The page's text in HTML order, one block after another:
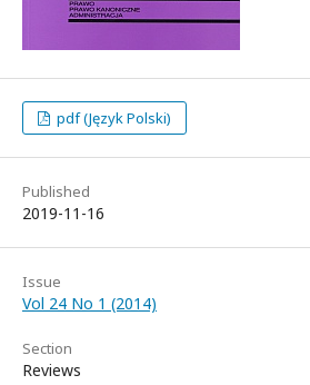
pdf (Język Polski)
Published
2019-11-16
Issue
Vol 24 No 1 (2014)
Section
Reviews